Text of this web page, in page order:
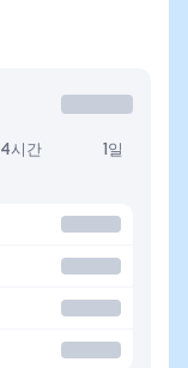
4시간 1일